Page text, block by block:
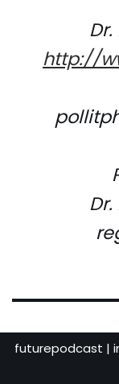
http://
futurepodcast |